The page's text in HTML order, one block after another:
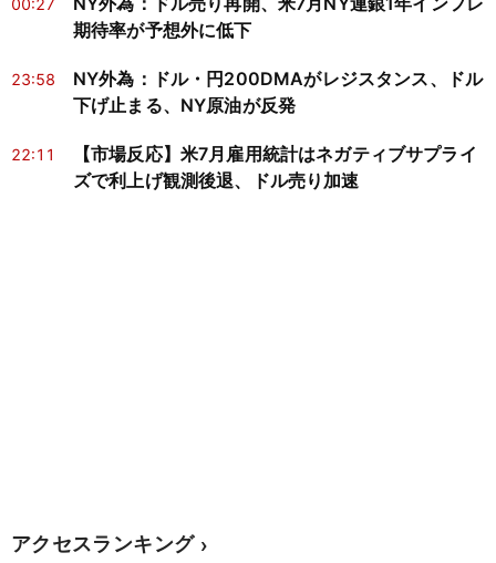
期待率が予想外に低下
23:58
NY外為：ドル・円200DMAがレジスタンス、ドル
下げ止まる、NY原油が反発
22:11
【市場反応】米7月雇用統計はネガティブサプライ
ズで利上げ観測後退、ドル売り加速
アクセスランキング